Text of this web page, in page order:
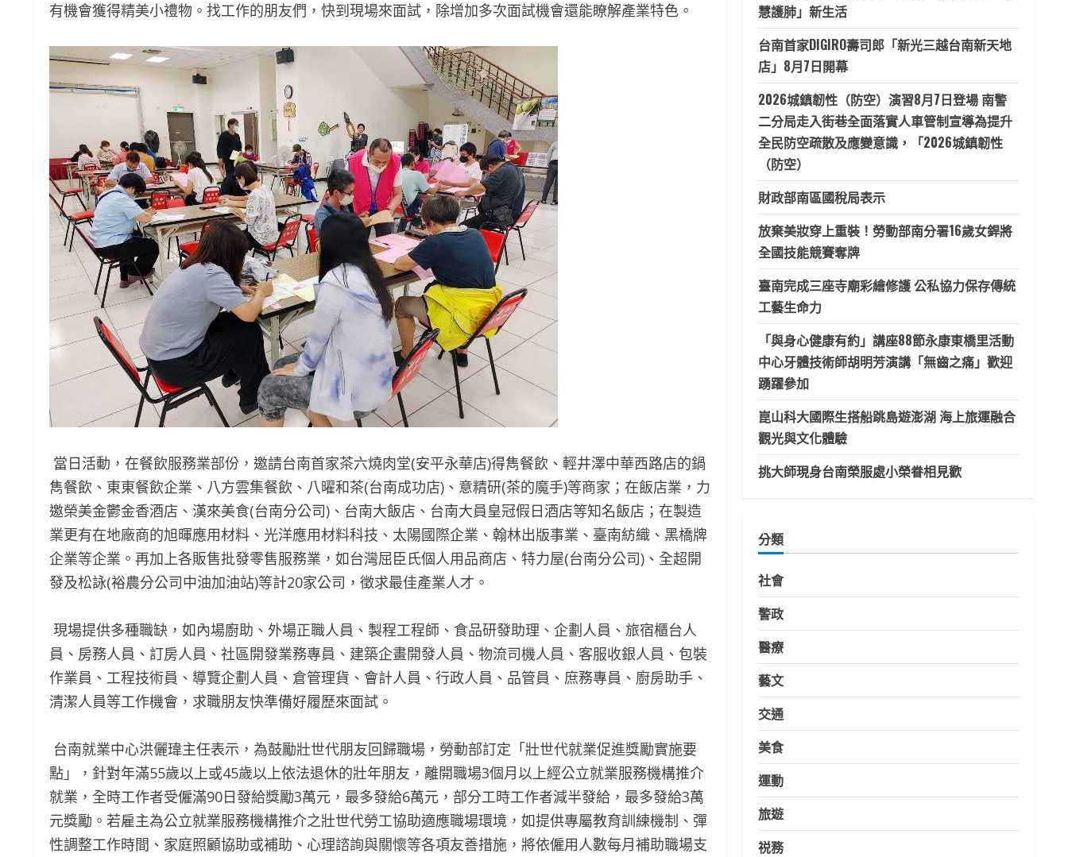
有機會獲得精美小禮物。找工作的朋友們，快到現場來面試，除增加多次面試機會還能瞭解產業特色。
當日活動，在餐飲服務業部份，邀請台南首家茶六燒肉堂(安平永華店)得雋餐飲、輕井澤中華西路店的鍋
雋餐飲、東東餐飲企業、八方雲集餐飲、八曜和茶(台南成功店)、意精研(茶的魔手)等商家；在飯店業，力
邀榮美金鬱金香酒店、漢來美食(台南分公司)、台南大飯店、台南大員皇冠假日酒店等知名飯店；在製造
業更有在地廠商的旭暉應用材料、光洋應用材料科技、太陽國際企業、翰林出版事業、臺南紡織、黑橋牌
企業等企業。再加上各販售批發零售服務業，如台灣屈臣氏個人用品商店、特力屋(台南分公司)、全超開
發及松詠(裕農分公司中油加油站)等計20家公司，徵求最佳產業人才。
現場提供多種職缺，如內場廚助、外場正職人員、製程工程師、食品研發助理、企劃人員、旅宿櫃台人
員、房務人員、訂房人員、社區開發業務專員、建築企畫開發人員、物流司機人員、客服收銀人員、包裝
作業員、工程技術員、導覽企劃人員、倉管理貨、會計人員、行政人員、品管員、庶務專員、廚房助手、
清潔人員等工作機會，求職朋友快準備好履歷來面試。
台南就業中心洪儷瑋主任表示，為鼓勵壯世代朋友回歸職場，勞動部訂定「壯世代就業促進獎勵實施要
點」，針對年滿55歲以上或45歲以上依法退休的壯年朋友，離開職場3個月以上經公立就業服務機構推介
就業，全時工作者受僱滿90日發給獎勵3萬元，最多發給6萬元，部分工時工作者減半發給，最多發給3萬
元獎勵。若雇主為公立就業服務機構推介之壯世代勞工協助適應職場環境，如提供專屬教育訓練機制、彈
性調整工作時間、家庭照顧協助或補助、心理諮詢與關懷等各項友善措施，將依僱用人數每月補助職場支
慧護肺」新生活
台南首家DIGIRO壽司郎「新光三越台南新天地
店」8月7日開幕
2026城鎮韌性（防空）演習8月7日登場 南警
二分局走入街巷全面落實人車管制宣導為提升
全民防空疏散及應變意識，「2026城鎮韌性
（防空）
財政部南區國稅局表示
放棄美妝穿上重裝！勞動部南分署16歲女銲將
全國技能競賽奪牌
臺南完成三座寺廟彩繪修護 公私協力保存傳統
工藝生命力
「與身心健康有約」講座88節永康東橋里活動
中心牙體技術師胡明芳演講「無齒之痛」歡迎
踴躍參加
崑山科大國際生搭船跳島遊澎湖 海上旅運融合
觀光與文化體驗
挑大師現身台南榮服處小榮眷相見歡
分類
社會
警政
醫療
藝文
交通
美食
運動
旅遊
祱務